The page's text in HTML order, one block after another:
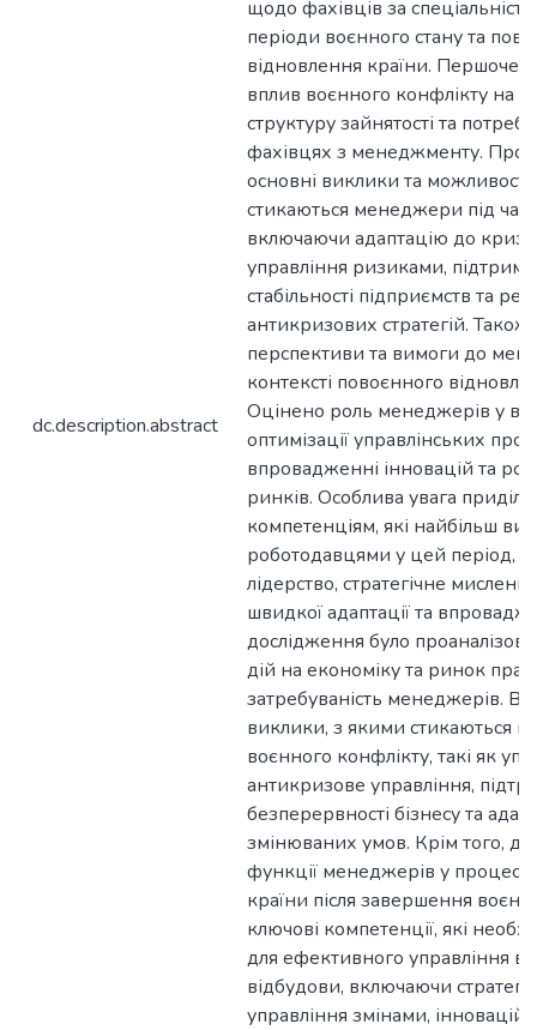
dc.description.abstract
щодо фахівців за
періоди воєнного стану та
відновлення країни.
вплив воєнного конфлікту на
структуру зайнятості та
фахівцях з менеджменту.
основні виклики та
стикаються менеджери під час
включаючи адаптацію до
управління ризиками,
стабільності підприємств та
антикризових стратегій.
перспективи та вимоги до
контексті повоєнного
Оцінено роль менеджерів у
оптимізації управлінських
впровадженні інновацій та
ринків. Особлива увага
компетенціям, які найбільш
роботодавцями у цей період,
лідерство, стратегічне
швидкої адаптації та
дослідження було
дій на економіку та ринок
затребуваність менеджерів.
виклики, з якими стикаються
воєнного конфлікту, такі як
антикризове управління,
безперервності бізнесу та
змінюваних умов. Крім того,
функції менеджерів у процесі
країни після завершення
ключові компетенції, які
для ефективного управління в
відбудови, включаючи
управління змінами,